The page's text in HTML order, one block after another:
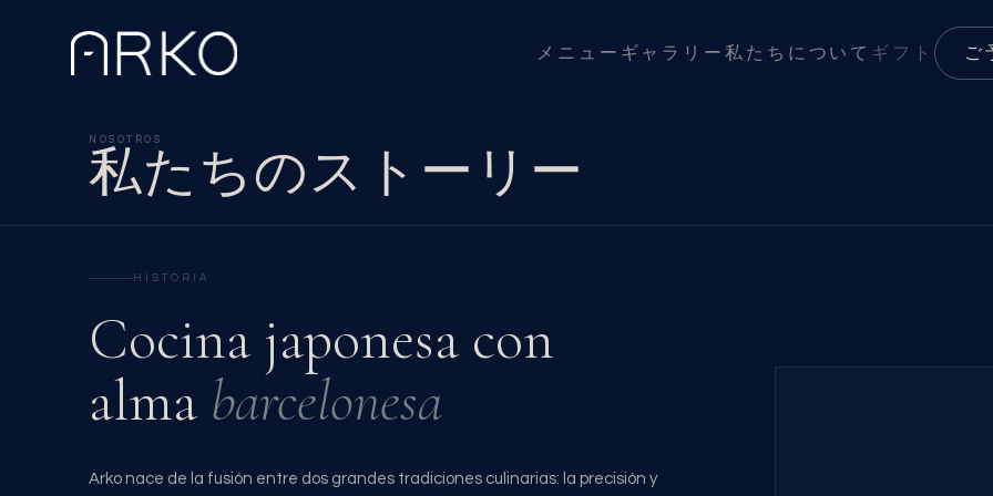
メニュー ギャラリー 私たちについて ギフト ご
NOSOTROS
私たちのストーリー
HISTORIA
Cocina japonesa con
alma barcelonesa
Arko nace de la fusión entre dos grandes tradiciones culinarias: la precisión y